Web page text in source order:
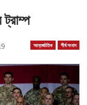
আন্তর্জাতিক শীর্ষ সংবাদ